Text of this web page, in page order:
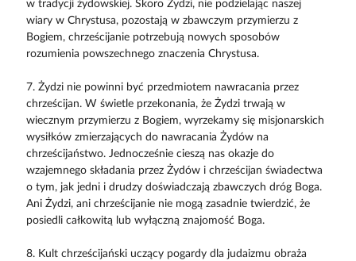
w tradycji żydowskiej. Skoro Żydzi, nie podzielając naszej
wiary w Chrystusa, pozostają w zbawczym przymierzu z
Bogiem, chrześcijanie potrzebują nowych sposobów
rozumienia powszechnego znaczenia Chrystusa.
7. Żydzi nie powinni być przedmiotem nawracania przez
chrześcijan. W świetle przekonania, że Żydzi trwają w
wiecznym przymierzu z Bogiem, wyrzekamy się misjonarskich
wysiłków zmierzających do nawracania Żydów na
chrześcijaństwo. Jednocześnie cieszą nas okazje do
wzajemnego składania przez Żydów i chrześcijan świadectwa
o tym, jak jedni i drudzy doświadczają zbawczych dróg Boga.
Ani Żydzi, ani chrześcijanie nie mogą zasadnie twierdzić, że
posiedli całkowitą lub wyłączną znajomość Boga.
8. Kult chrześcijański uczący pogardy dla judaizmu obraża